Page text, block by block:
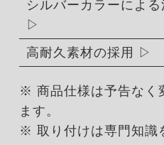
シルバーカラーによ
高耐久素材の採用
※ 商品仕様は予告なく
ます。
※ 取り付けは専門知識